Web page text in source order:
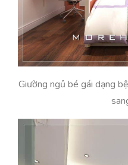
Giường ngủ bé gái dạng